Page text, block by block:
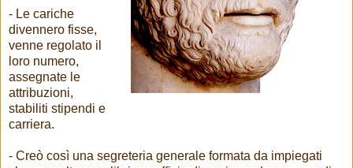
- Le cariche
divennero fisse,
venne regolato il
loro numero,
assegnate le
attribuzioni,
stabiliti stipendi e
carriera.
- Creò così una segreteria generale formata da impiegati